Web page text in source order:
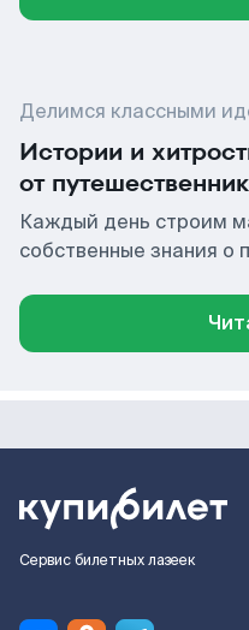
Делимся классными
Истории и
от
Каждый день строим
собственные знания о
Сервис билетных лазеек